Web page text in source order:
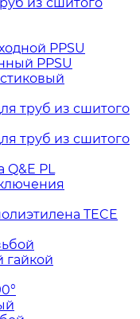
PPSU
PPSU
труб из сшитого
труб из сшитого
Q&E PL
TECE
гайкой